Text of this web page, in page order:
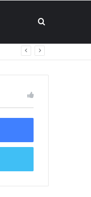
Buscar